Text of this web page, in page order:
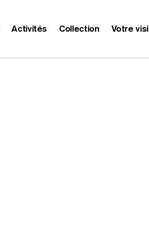
Activités Collection Votre